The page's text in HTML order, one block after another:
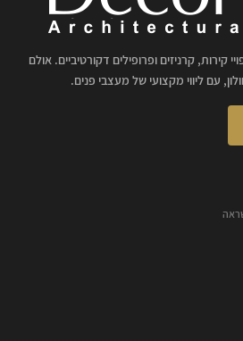
קירות, קרניזים ופרופילים דקורטיביים. אולם